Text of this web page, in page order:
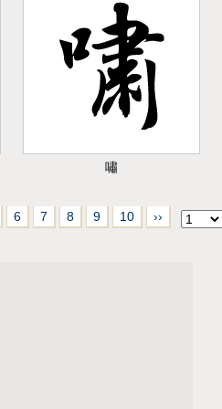
嘯
6 7 8 9 10 ››